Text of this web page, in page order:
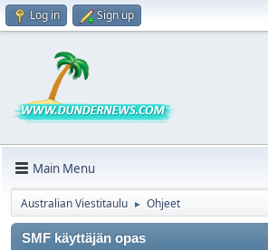
Log in Sign up
Main Menu
Australian Viestitaulu ► Ohjeet
SMF käyttäjän opas